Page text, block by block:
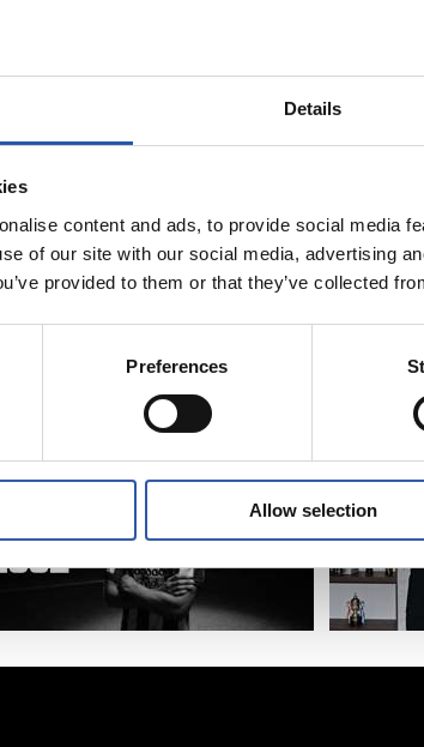
Details
content and ads, to provide social media
of our site with our social media, advertising
provided to them or that they’ve collected
Preferences
Allow selection
7
・マルティ
年まで契約
公式発表
「こ
をと
て